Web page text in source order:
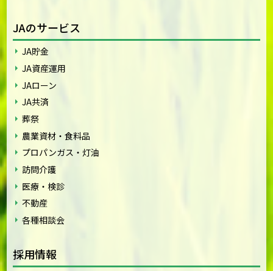
JAのサービス
JA貯金
JA資産運用
JAローン
JA共済
葬祭
農業資材・食料品
プロパンガス・灯油
訪問介護
医療・検診
不動産
各種相談会
採用情報